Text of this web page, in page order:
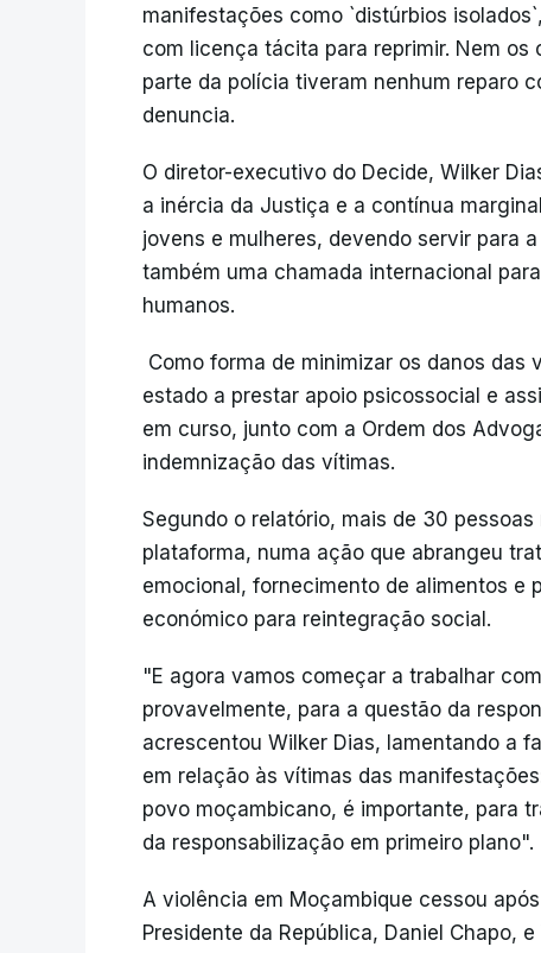
manifestações como `distúrbios
com licença tácita para reprimir. Nem
parte da polícia tiveram nenhum reparo
denuncia.
O diretor-executivo do Decide, Wilker
a inércia da Justiça e a contínua
jovens e mulheres, devendo servir para
também uma chamada internacional
humanos.
Como forma de minimizar os danos
estado a prestar apoio psicossocial e
em curso, junto com a Ordem dos
indemnização das vítimas.
Segundo o relatório, mais de 30
plataforma, numa ação que abrangeu
emocional, fornecimento de alimentos e
económico para reintegração social.
"E agora vamos começar a trabalhar
provavelmente, para a questão da
acrescentou Wilker Dias, lamentando a
em relação às vítimas das
povo moçambicano, é importante, para
da responsabilização em primeiro plano".
A violência em Moçambique cessou
Presidente da República, Daniel Chapo,